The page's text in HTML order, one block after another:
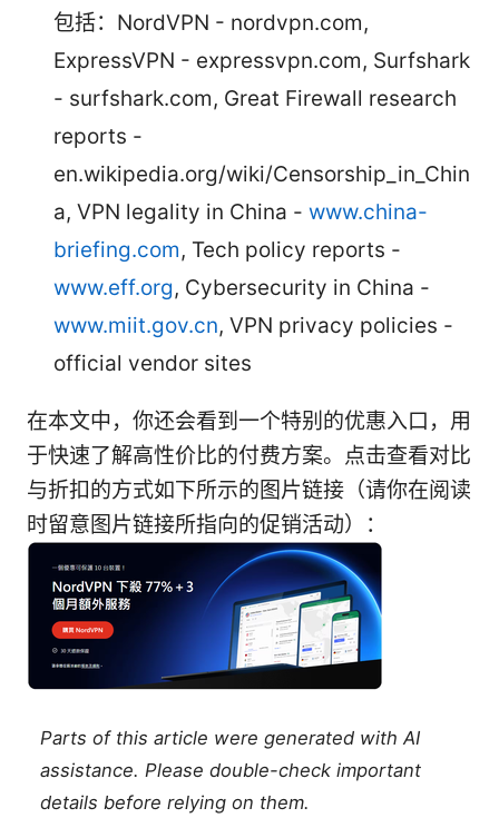
包括：NordVPN - nordvpn.com,
ExpressVPN - expressvpn.com, Surfshark
- surfshark.com, Great Firewall research
reports -
en.wikipedia.org/wiki/Censorship_in_Chin
a, VPN legality in China - www.china-
briefing.com, Tech policy reports -
www.eff.org, Cybersecurity in China -
www.miit.gov.cn, VPN privacy policies -
official vendor sites
在本文中，你还会看到一个特别的优惠入口，用
于快速了解高性价比的付费方案。点击查看对比
与折扣的方式如下所示的图片链接（请你在阅读
时留意图片链接所指向的促销活动）：
Parts of this article were generated with AI
assistance. Please double-check important
details before relying on them.